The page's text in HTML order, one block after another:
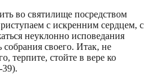
во святилище посредством
с искренним сердцем, с
неуклонно исповедания
собрания своего. Итак, не
терпите, стойте в вере ко